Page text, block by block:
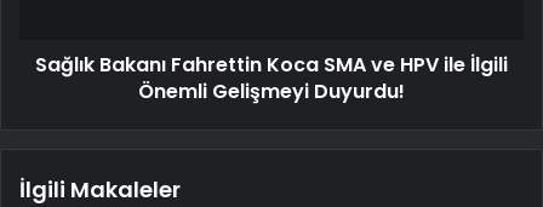
Sağlık Bakanı Fahrettin Koca SMA ve HPV ile İlgili
Önemli Gelişmeyi Duyurdu!
İlgili Makaleler